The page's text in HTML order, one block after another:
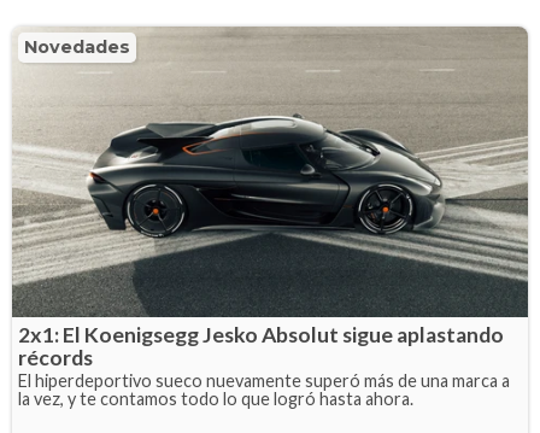
Novedades
2x1: El Koenigsegg Jesko Absolut sigue aplastando
récords
El hiperdeportivo sueco nuevamente superó más de una marca a
la vez, y te contamos todo lo que logró hasta ahora.